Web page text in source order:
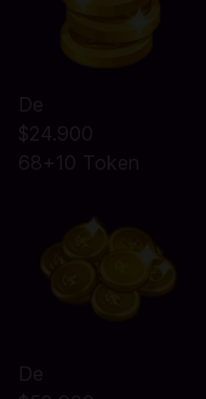
De
$24.900
68+10 Token
De